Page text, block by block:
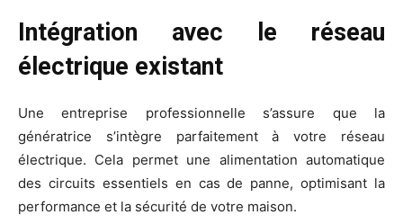
Intégration avec le réseau
électrique existant
Une entreprise professionnelle s’assure que la
génératrice s’intègre parfaitement à votre réseau
électrique. Cela permet une alimentation automatique
des circuits essentiels en cas de panne, optimisant la
performance et la sécurité de votre maison.